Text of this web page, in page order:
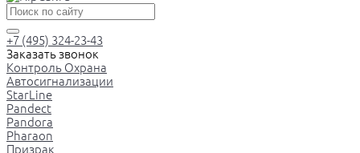
+7 (495) 324-23-43
Заказать звонок
Контроль Охрана
Автосигнализации
StarLine
Pandect
Pandora
Pharaon
Призрак